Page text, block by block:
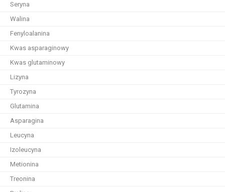
Seryna
Walina
Fenyloalanina
Kwas asparaginowy
Kwas glutaminowy
Lizyna
Tyrozyna
Glutamina
Asparagina
Leucyna
Izoleucyna
Metionina
Treonina